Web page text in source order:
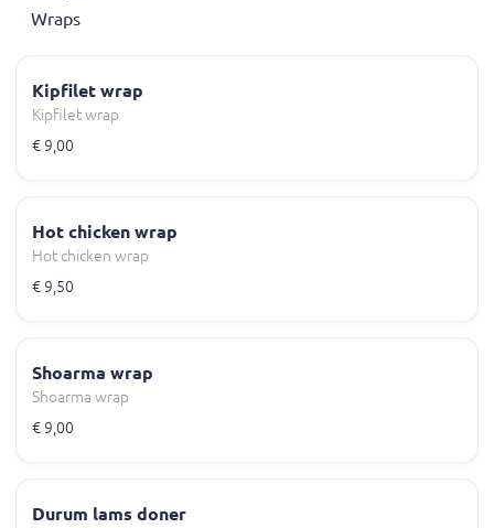
Wraps
Kipfilet wrap
Kipfilet wrap
€ 9,00
Hot chicken wrap
Hot chicken wrap
€ 9,50
Shoarma wrap
Shoarma wrap
€ 9,00
Durum lams doner